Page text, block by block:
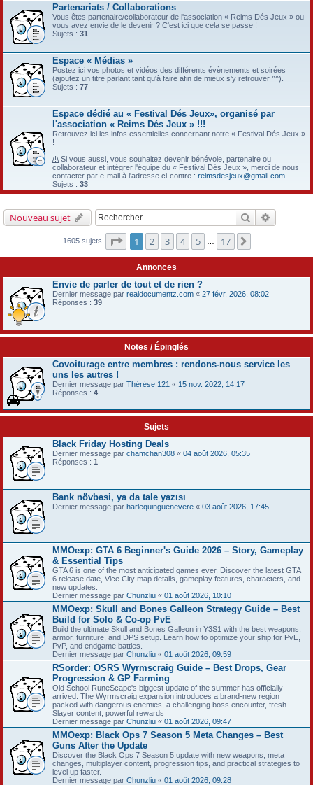
Partenariats / Collaborations
Vous êtes partenaire/collaborateur de l'association « Reims Dés Jeux » ou
vous avez envie de le devenir ? C'est ici que cela se passe !
Sujets : 31
Espace « Médias »
Postez ici vos photos et vidéos des différents évènements et soirées
(ajoutez un titre parlant tant qu'à faire afin de mieux s'y retrouver ^^).
Sujets : 77
Espace dédié au « Festival Dés Jeux», organisé par
l'association « Reims Dés Jeux » !!!
Retrouvez ici les infos essentielles concernant notre « Festival Dés Jeux »
!
/!\ Si vous aussi, vous souhaitez devenir bénévole, partenaire ou
collaborateur et intégrer l'équipe du « Festival Dés Jeux », merci de nous
contacter par e-mail à l'adresse ci-contre : reimsdesjeux@gmail.com
Sujets : 33
Nouveau sujet Rechercher
1605 sujets Page sur17
1 2 3 4 5 17
Annonces
Envie de parler de tout et de rien ?
Dernier message par realdocumentz.com « 27 févr. 2026, 08:02
Réponses : 39
Notes / Épinglés
Covoiturage entre membres : rendons-nous service les
uns les autres !
Dernier message par Thérèse 121 « 15 nov. 2022, 14:17
Réponses : 4
Sujets
Black Friday Hosting Deals
Dernier message par chamchan308 « 04 août 2026, 05:35
Réponses : 1
Bank növbəsi, ya da tale yazısı
Dernier message par harlequinguenevere « 03 août 2026, 17:45
MMOexp: GTA 6 Beginner's Guide 2026 – Story, Gameplay
& Essential Tips
GTA 6 is one of the most anticipated games ever. Discover the latest GTA
6 release date, Vice City map details, gameplay features, characters, and
new updates.
Dernier message par Chunzliu « 01 août 2026, 10:10
MMOexp: Skull and Bones Galleon Strategy Guide – Best
Build for Solo & Co-op PvE
Build the ultimate Skull and Bones Galleon in Y3S1 with the best weapons,
armor, furniture, and DPS setup. Learn how to optimize your ship for PvE,
PvP, and endgame battles.
Dernier message par Chunzliu « 01 août 2026, 09:59
RSorder: OSRS Wyrmscraig Guide – Best Drops, Gear
Progression & GP Farming
Old School RuneScape's biggest update of the summer has officially
arrived. The Wyrmscraig expansion introduces a brand-new region
packed with dangerous enemies, a challenging boss encounter, fresh
Slayer content, powerful rewards
Dernier message par Chunzliu « 01 août 2026, 09:47
MMOexp: Black Ops 7 Season 5 Meta Changes – Best
Guns After the Update
Discover the Black Ops 7 Season 5 update with new weapons, meta
changes, multiplayer content, progression tips, and practical strategies to
level up faster.
Dernier message par Chunzliu « 01 août 2026, 09:28